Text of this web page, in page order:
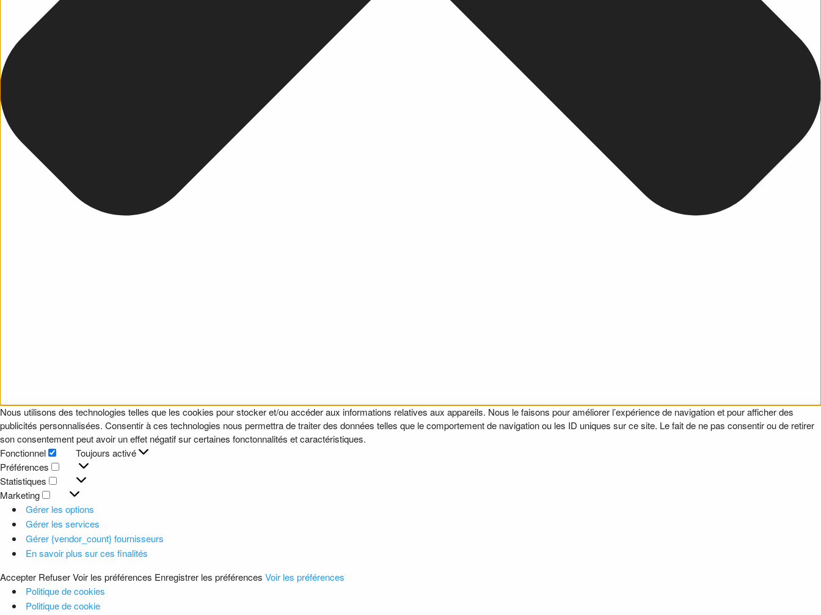
Nous utilisons des technologies telles que les cookies pour stocker et/ou accéder aux informations relatives aux appareils. Nous le faisons pour améliorer l’expérience de navigation et pour afficher des
publicités personnalisées. Consentir à ces technologies nous permettra de traiter des données telles que le comportement de navigation ou les ID uniques sur ce site. Le fait de ne pas consentir ou de retirer
son consentement peut avoir un effet négatif sur certaines fonctonnalités et caractéristiques.
Fonctionnel
Fonctionnel
Toujours activé
Préférences
Préférences
Statistiques
Statistiques
Marketing
Marketing
Gérer les options
Gérer les services
Gérer {vendor_count} fournisseurs
En savoir plus sur ces finalités
Accepter RefuserVoir les préférences Enregistrer les préférences Voir les préférences
Politique de cookies
Politique de cookie